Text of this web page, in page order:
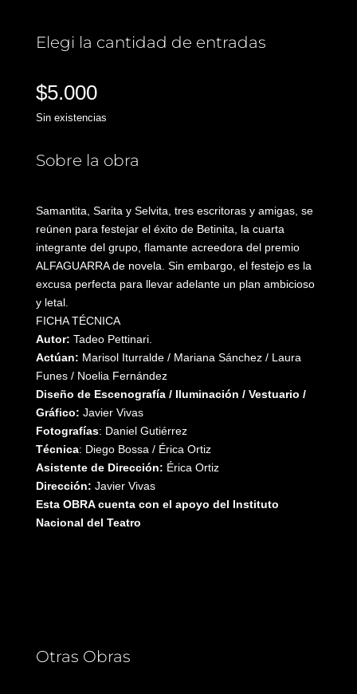
Elegi la cantidad de entradas
$5.000
Sin existencias
Sobre la obra
Samantita, Sarita y Selvita, tres escritoras y amigas, se
reúnen para festejar el éxito de Betinita, la cuarta
integrante del grupo, flamante acreedora del premio
ALFAGUARRA de novela. Sin embargo, el festejo es la
excusa perfecta para llevar adelante un plan ambicioso
y letal.
FICHA TÉCNICA
Autor: Tadeo Pettinari.
Actúan: Marisol Iturralde / Mariana Sánchez / Laura
Funes / Noelia Fernández
Diseño de Escenografía / Iluminación / Vestuario /
Gráfico: Javier Vivas
Fotografías: Daniel Gutiérrez
Técnica: Diego Bossa / Érica Ortiz
Asistente de Dirección: Érica Ortiz
Dirección: Javier Vivas
Esta OBRA cuenta con el apoyo del Instituto
Nacional del Teatro
Otras Obras